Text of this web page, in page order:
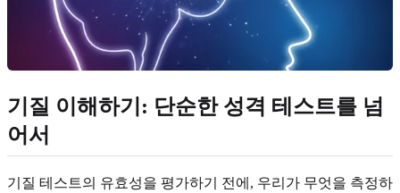
기질 이해하기: 단순한 성격 테스트를 넘
어서
기질 테스트의 유효성을 평가하기 전에, 우리가 무엇을 측정하